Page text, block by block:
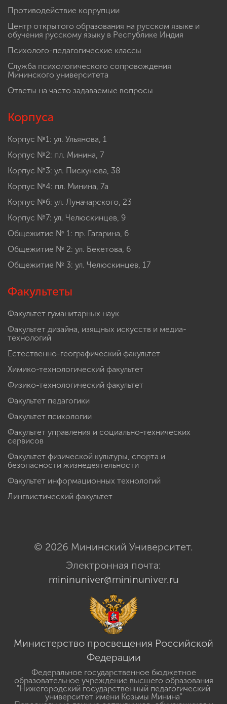
Противодействие коррупции
Центр открытого образования на русском языке и
обучения русскому языку в Республике Индия
Психолого-педагогические классы
Служба психологического сопровождения
Мининского университета
Ответы на часто задаваемые вопросы
Корпуса
Корпус №1: ул. Ульянова, 1
Корпус №2: пл. Минина, 7
Корпус №3: ул. Пискунова, 38
Корпус №4: пл. Минина, 7а
Корпус №6: ул. Луначарского, 23
Корпус №7: ул. Челюскинцев, 9
Общежитие № 1: пр. Гагарина, 6
Общежитие № 2: ул. Бекетова, 6
Общежитие № 3: ул. Челюскинцев, 17
Факультеты
Факультет гуманитарных наук
Факультет дизайна, изящных искусств и медиа-
технологий
Естественно-географический факультет
Химико-технологический факультет
Физико-технологический факультет
Факультет педагогики
Факультет психологии
Факультет управления и социально-технических
сервисов
Факультет физической культуры, спорта и
безопасности жизнедеятельности
Факультет информационных технологий
Лингвистический факультет
© 2026 Мининский Университет.
Электронная почта:
mininuniver@mininuniver.ru
Министерство просвещения Российской
Федерации
Федеральное государственное бюджетное
образовательное учреждение высшего образования
"Нижегородский государственный педагогический
университет имени Козьмы Минина"